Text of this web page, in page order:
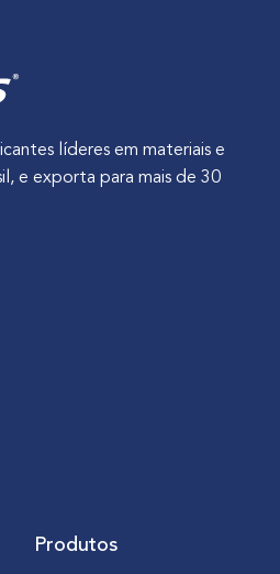
líderes em materiais e
e exporta para mais de 30
Produtos